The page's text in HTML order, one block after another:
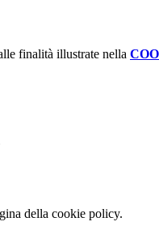
finalità illustrate nella
della cookie policy.